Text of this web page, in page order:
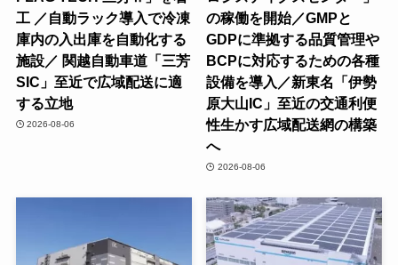
工 ／自動ラック導入で冷凍
庫内の入出庫を自動化する
施設／ 関越自動車道「三芳
SIC」至近で広域配送に適
する立地
2026-08-06
の稼働を開始／GMPと
GDPに準拠する品質管理や
BCPに対応するための各種
設備を導入／新東名「伊勢
原大山IC」至近の交通利便
性生かす広域配送網の構築
へ
2026-08-06